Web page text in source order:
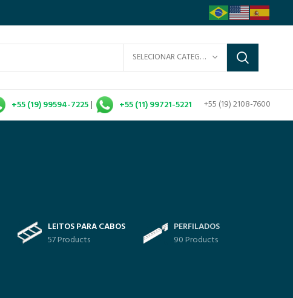
SELECIONAR CATEGORIA
+55 (19) 99594-7225| +55 (11) 99721-5221 +55 (19) 2108-7600
LEITOS PARA CABOS
57 Products
PERFILADOS
90 Products